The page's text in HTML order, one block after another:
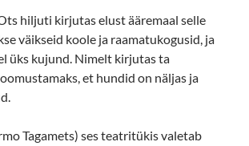
hiljuti kirjutas elust ääremaal selle
väikseid koole ja raamatukogusid, ja
üks kujund. Nimelt kirjutas ta
et hundid on näljas ja
Tagamets) ses teatritükis valetab